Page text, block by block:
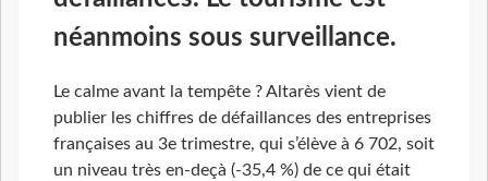
néanmoins sous surveillance.
Le calme avant la tempête ? Altarès vient de
publier les chiffres de défaillances des entreprises
françaises au 3e trimestre, qui s’élève à 6 702, soit
un niveau très en-deçà (-35,4 %) de ce qui était